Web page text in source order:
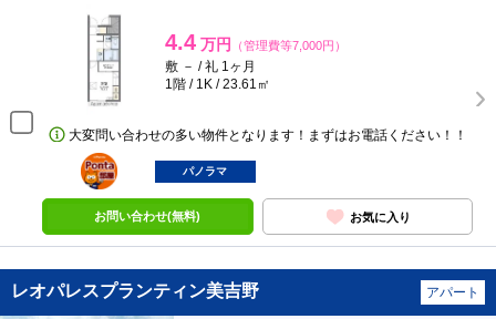
4.4 万円 （管理費等7,000円）
敷 － / 礼 1ヶ月
1階 / 1K / 23.61㎡
大変問い合わせの多い物件となります！まずはお電話ください！！
ポンタ
部屋
パノラマ
お問い合わせ(無料) お気に入り
レオパレスプランティン美吉野 アパート